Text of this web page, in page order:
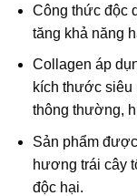
Công thức độc
tăng khả năng
Collagen áp
kích thước siêu
thông thường,
Sản phẩm
hương trái cây
độc hại.